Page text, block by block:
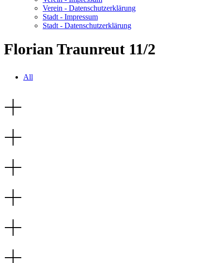
Verein - Datenschutzerklärung
Stadt - Impressum
Stadt - Datenschutzerklärung
Florian Traunreut 11/2
All